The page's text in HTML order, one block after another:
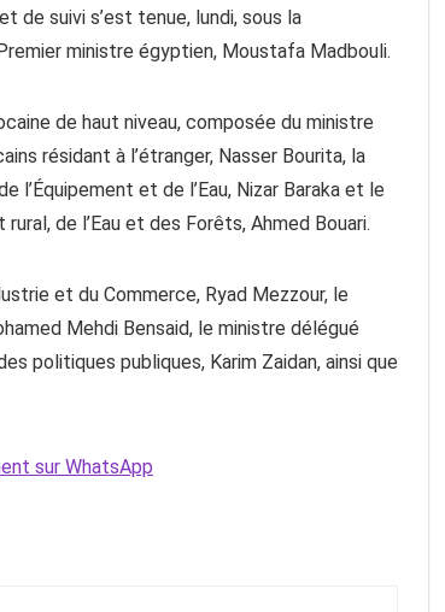
de suivi s’est tenue, lundi, sous la
ministre égyptien, Moustafa Madbouli.
de haut niveau, composée du ministre
résidant à l’étranger, Nasser Bourita, la
l’Équipement et de l’Eau, Nizar Baraka et le
de l’Eau et des Forêts, Ahmed Bouari.
et du Commerce, Ryad Mezzour, le
Mehdi Bensaid, le ministre délégué
politiques publiques, Karim Zaidan, ainsi que
sur WhatsApp